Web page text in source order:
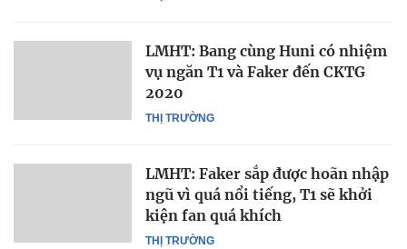
THỊ TRƯỜNG
LMHT: Bang cùng Huni có nhiệm
vụ ngăn T1 và Faker đến CKTG
2020
THỊ TRƯỜNG
LMHT: Faker sắp được hoãn nhập
ngũ vì quá nổi tiếng, T1 sẽ khởi
kiện fan quá khích